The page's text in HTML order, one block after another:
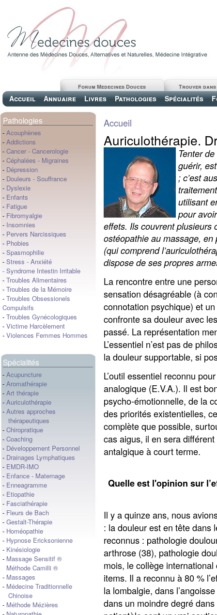
Accueil Annuaire Livres Pathologies Spécialités
Trouver
Forum Medecines Douces
Pathologies
- Acouphènes
- Addictions
- Cancer - Cancerologie
- Céphalées - Migraines
- Dépression
- Douleurs - Souffrance
- Dyslexie
- Enfants
- Fatigue
- Fibromyalgie
- Insomnies
- Pervers Narcissiques
- Phobies
- Spasmophilie
- Stress - Anxiété
- Syndrome Intestin Irritable
- Troubles Alimentaires
- Troubles de la Mémoire
- Troubles Obsessionels
Compulsifs
- Troubles Gynécologiques
- Victime Harcèlement
- Violences Femmes Hommes
Spécialités
- Acupuncture
- Aromathérapie
- Art thérapie
- Auriculothérapie
- Autres approches
thérapeutiques
- Chiropratique
- Coaching
- Développement Personnel
- Drainages Lymphatiques
- EMDR-IMO
- Enfance - Maternage
- Enneagramme
- Etiopathie
- Fasciathérapie
- Fleurs de Bach
- Gestalt-Thérapie
- Homéopathie
- Hypnose Ericksonienne
- Kinésiologie
- Massage Sensitif ®
Méthode Camilli ®
- Massages
- Médecine Traditionnelle
Chinoise
- Méthode Mézières
Accueil
Auriculothérapie.
Tenter
guérir,
; c’est
utilisant
pour
effets. Ils couvrent plusieurs
ostéopathie au massage, en
(qui comprend
dispose de ses propres
La rencontre entre une
sensation désagréable (à
connotation psychique) et
confronte sa douleur avec
passé. La représentation
L’essentiel n’est pas de
la douleur supportable, si
L’outil essentiel reconnu
analogique (E.V.A.). Il est
psycho-émotionnelle, de la
des priorités existentielles,
complète que possible,
cas aigus, il en sera
antalgique à court terme.
Quelle est l'opinion sur
Il y a quinze ans, nous
: la douleur est en tête dans
reconnus : pathologie
arthrose (38), pathologie
mois, le collège international
items. Il a reconnu à 80 %
la lombalgie, dans
dans un moindre degré